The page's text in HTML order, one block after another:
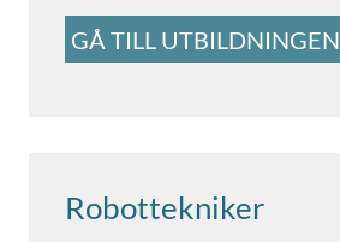
GÅ TILL UTBILDNINGEN
Robottekniker